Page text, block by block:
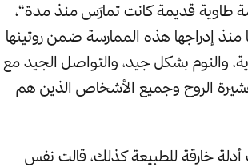
طاوية قديمة كانت تمارَس منذ مدة“،
إدراجها هذه الممارسة ضمن روتينها
والنوم بشكل جيد، والتواصل الجيد مع
عشيرة الروح وجميع الأشخاص الذين هم
أدلة خارقة للطبيعة كذلك، قالت نفس